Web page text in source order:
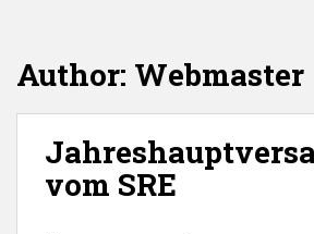
Author: Webmaster
vom SRE